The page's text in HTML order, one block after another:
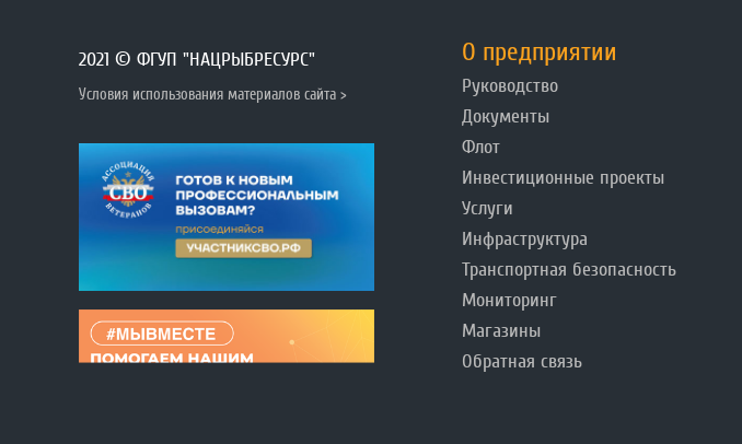
2021 © ФГУП "НАЦРЫБРЕСУРС"
Условия использования материалов сайта >
О предприятии
Руководство
Документы
Флот
Инвестиционные проекты
Услуги
Инфраструктура
Транспортная безопасность
Мониторинг
Магазины
Обратная связь